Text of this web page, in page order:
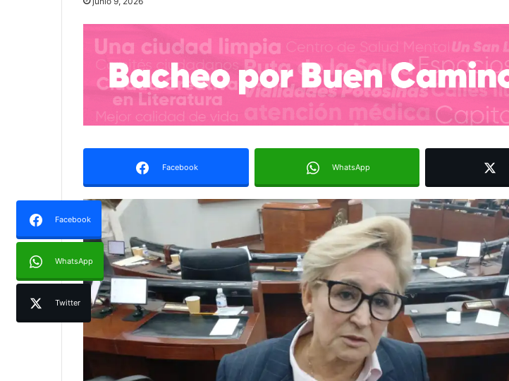
Facebook WhatsApp
Facebook
WhatsApp
Twitter